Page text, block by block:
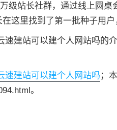
级站长社群，通过线上圆桌
这里找到了第一批种子用户
速建站可以建个人网站吗的
速建站可以建个人网站吗 ；
。